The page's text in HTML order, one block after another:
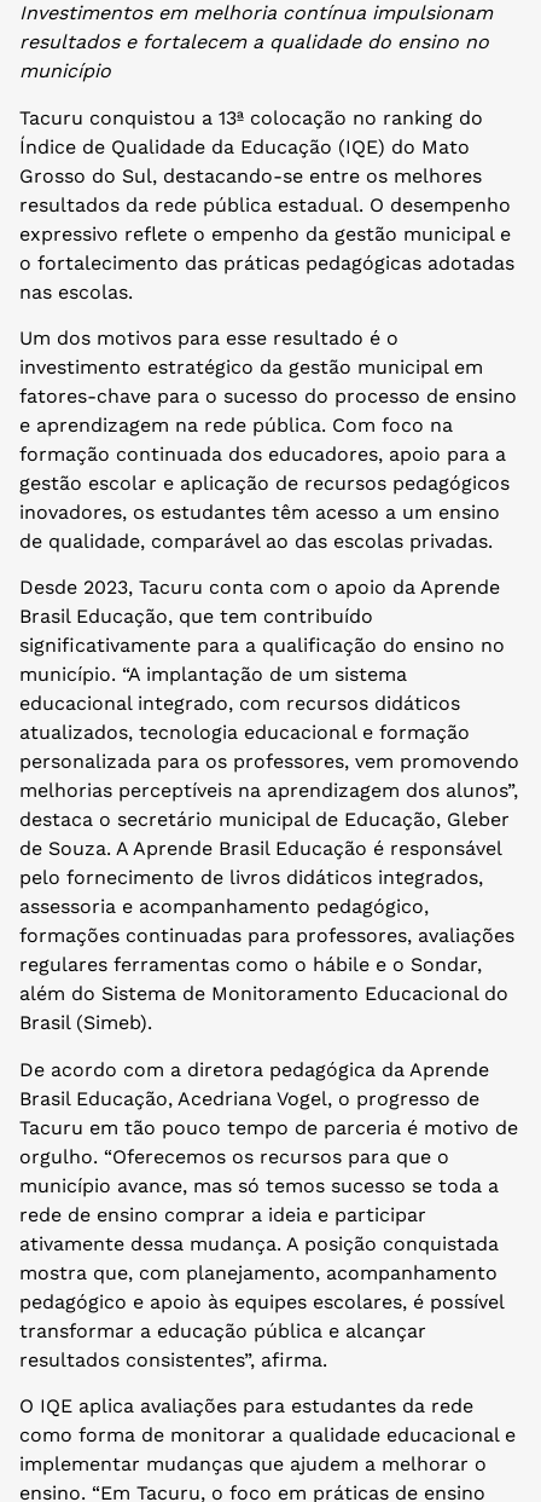
Investimentos em melhoria contínua impulsionam
resultados e fortalecem a qualidade do ensino no
município
Tacuru conquistou a 13ª colocação no ranking do
Índice de Qualidade da Educação (IQE) do Mato
Grosso do Sul, destacando-se entre os melhores
resultados da rede pública estadual. O desempenho
expressivo reflete o empenho da gestão municipal e
o fortalecimento das práticas pedagógicas adotadas
nas escolas.
Um dos motivos para esse resultado é o
investimento estratégico da gestão municipal em
fatores-chave para o sucesso do processo de ensino
e aprendizagem na rede pública. Com foco na
formação continuada dos educadores, apoio para a
gestão escolar e aplicação de recursos pedagógicos
inovadores, os estudantes têm acesso a um ensino
de qualidade, comparável ao das escolas privadas.
Desde 2023, Tacuru conta com o apoio da Aprende
Brasil Educação, que tem contribuído
significativamente para a qualificação do ensino no
município. “A implantação de um sistema
educacional integrado, com recursos didáticos
atualizados, tecnologia educacional e formação
personalizada para os professores, vem promovendo
melhorias perceptíveis na aprendizagem dos alunos”,
destaca o secretário municipal de Educação, Gleber
de Souza. A Aprende Brasil Educação é responsável
pelo fornecimento de livros didáticos integrados,
assessoria e acompanhamento pedagógico,
formações continuadas para professores, avaliações
regulares ferramentas como o hábile e o Sondar,
além do Sistema de Monitoramento Educacional do
Brasil (Simeb).
De acordo com a diretora pedagógica da Aprende
Brasil Educação, Acedriana Vogel, o progresso de
Tacuru em tão pouco tempo de parceria é motivo de
orgulho. “Oferecemos os recursos para que o
município avance, mas só temos sucesso se toda a
rede de ensino comprar a ideia e participar
ativamente dessa mudança. A posição conquistada
mostra que, com planejamento, acompanhamento
pedagógico e apoio às equipes escolares, é possível
transformar a educação pública e alcançar
resultados consistentes”, afirma.
O IQE aplica avaliações para estudantes da rede
como forma de monitorar a qualidade educacional e
implementar mudanças que ajudem a melhorar o
ensino. “Em Tacuru, o foco em práticas de ensino